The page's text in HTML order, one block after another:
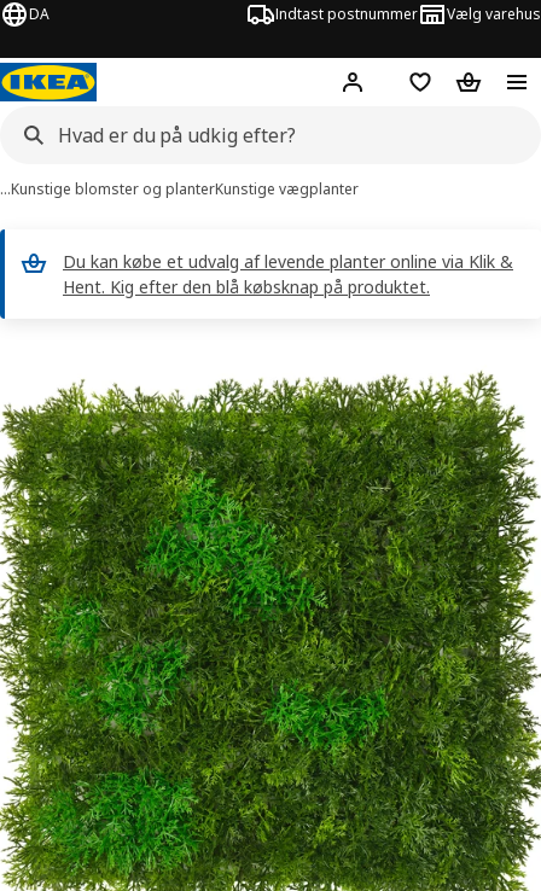
DA Indtast postnummer Vælg varehus
Hej! Log ind her
Huskeliste
Kurv
…Kunstige blomster og planterKunstige vægplanter
Du kan købe et udvalg af levende planter online via Klik &
Hent. Kig efter den blå købsknap på produktet.
over